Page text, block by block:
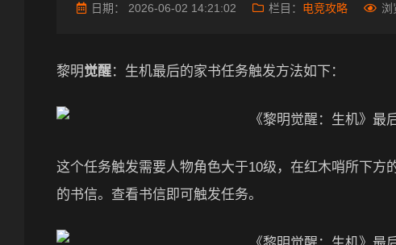
日期： 2026-06-02 14:21:02 栏目： 电竞攻略 浏
黎明觉醒：生机最后的家书任务触发方法如下：
这个任务触发需要人物角色大于10级，在红木哨所下方
的书信。查看书信即可触发任务。